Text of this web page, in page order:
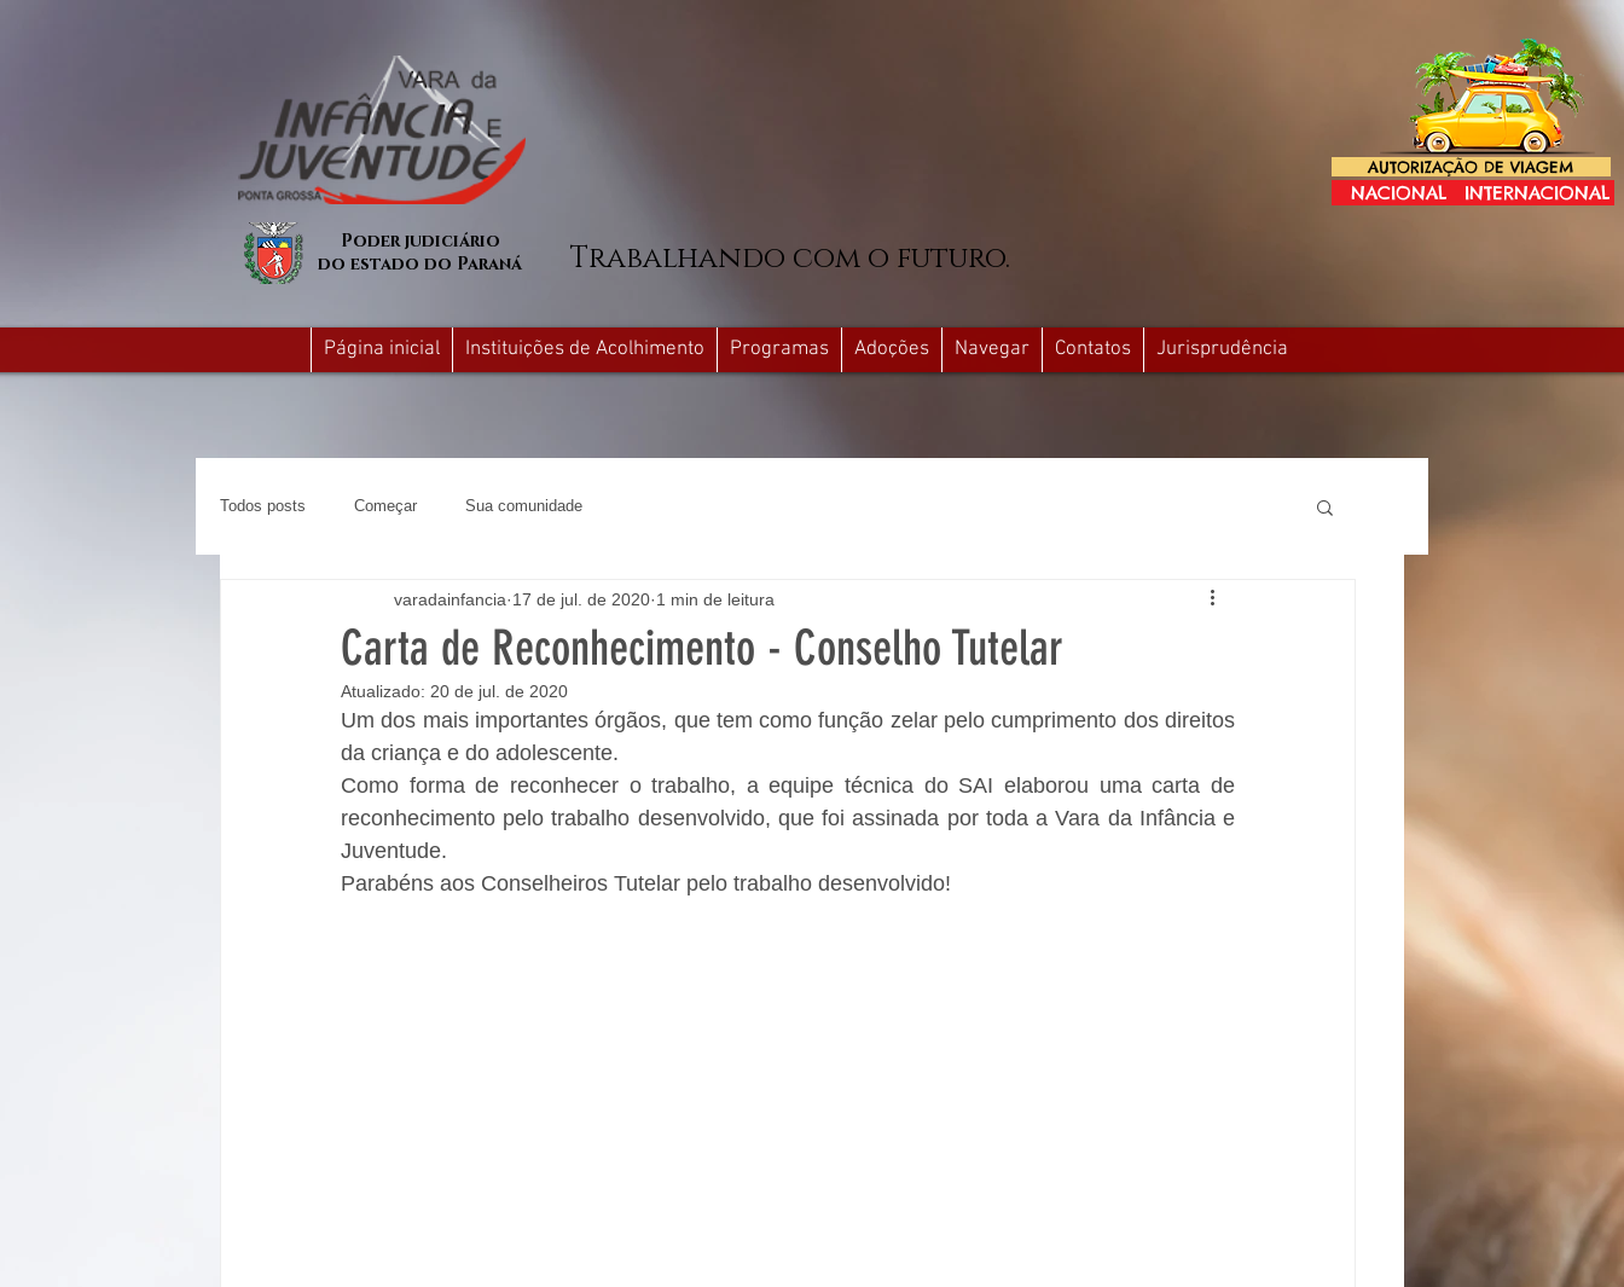
AUTORIZAÇÃO DE VIAGEM
NACIONAL INTERNACIONAL
Poder judiciário
do estado do Paraná
Trabalhando com o futuro.
Página inicial Instituições de Acolhimento Programas Adoções Navegar Contatos Jurisprudência
Todos posts Começar Sua comunidade
Carta de Reconhecimento - Conselho Tutelar
varadainfancia 17 de jul. de 2020 1 min de leitura
Atualizado: 20 de jul. de 2020
Um dos mais importantes órgãos, que tem como função zelar pelo cumprimento dos direitos
da criança e do adolescente.
Como forma de reconhecer o trabalho, a equipe técnica do SAI elaborou uma carta de
reconhecimento pelo trabalho desenvolvido, que foi assinada por toda a Vara da Infância e
Juventude.
Parabéns aos Conselheiros Tutelar pelo trabalho desenvolvido!